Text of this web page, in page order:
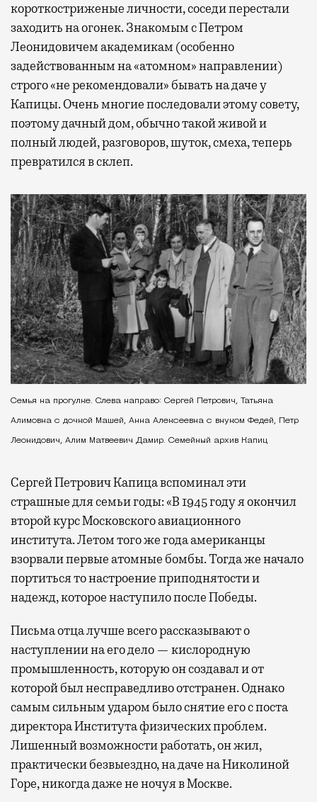
короткостриженые личности, соседи перестали
заходить на огонек. Знакомым с Петром
Леонидовичем академикам (особенно
задействованным на «атомном» направлении)
строго «не рекомендовали» бывать на даче у
Капицы. Очень многие последовали этому совету,
поэтому дачный дом, обычно такой живой и
полный людей, разговоров, шуток, смеха, теперь
превратился в склеп.
Семья на прогулке. Слева направо: Сергей Петрович, Татьяна
Алимовна с дочкой Машей, Анна Алексеевна с внуком Федей, Петр
Леонидович, Алим Матвеевич Дамир. Семейный архив Капиц
Сергей Петрович Капица вспоминал эти
страшные для семьи годы: «В 1945 году я окончил
второй курс Московского авиационного
института. Летом того же года американцы
взорвали первые атомные бомбы. Тогда же начало
портиться то настроение приподнятости и
надежд, которое наступило после Победы.
Письма отца лучше всего рассказывают о
наступлении на его дело — кислородную
промышленность, которую он создавал и от
которой был несправедливо отстранен. Однако
самым сильным ударом было снятие его с поста
директора Института физических проблем.
Лишенный возможности работать, он жил,
практически безвыездно, на даче на Николиной
Горе, никогда даже не ночуя в Москве.